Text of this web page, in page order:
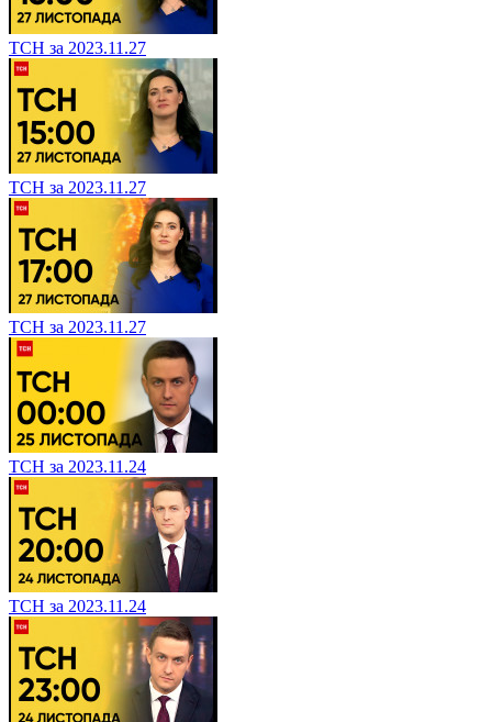
ТСН за 2023.11.27
ТСН за 2023.11.27
ТСН за 2023.11.27
ТСН за 2023.11.24
ТСН за 2023.11.24